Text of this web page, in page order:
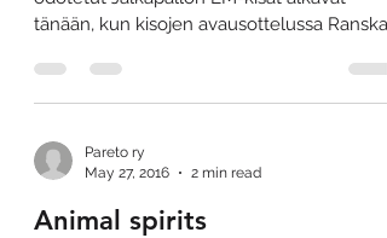
tänään, kun kisojen avausottelussa Ranska
Pareto ry
May 27, 2016
2 min read
Animal spirits